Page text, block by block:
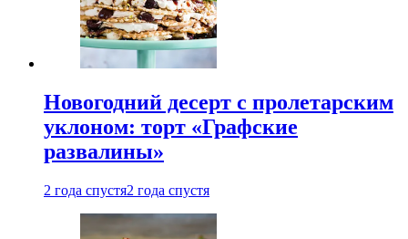
Новогодний десерт с пролетарским
уклоном: торт «Графские
развалины»
2 года спустя2 года спустя